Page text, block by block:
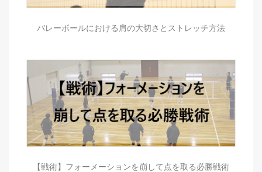
バレーボールにおける肩の大切さとストレッチ方法
【戦術】フォーメーションを崩して点を取る必勝戦術